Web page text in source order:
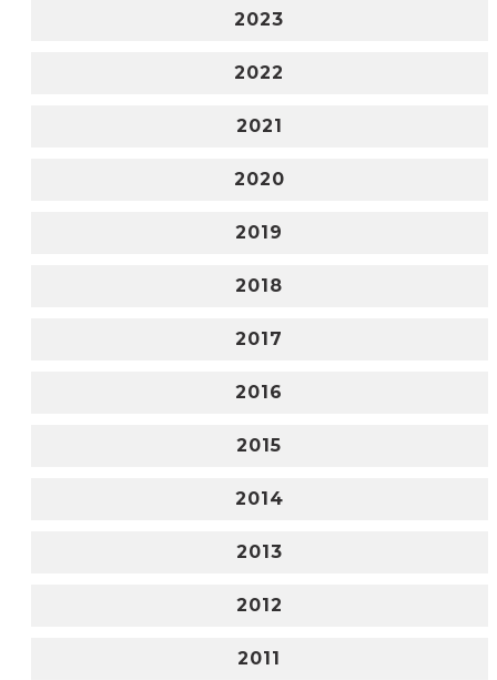
2023
2022
2021
2020
2019
2018
2017
2016
2015
2014
2013
2012
2011